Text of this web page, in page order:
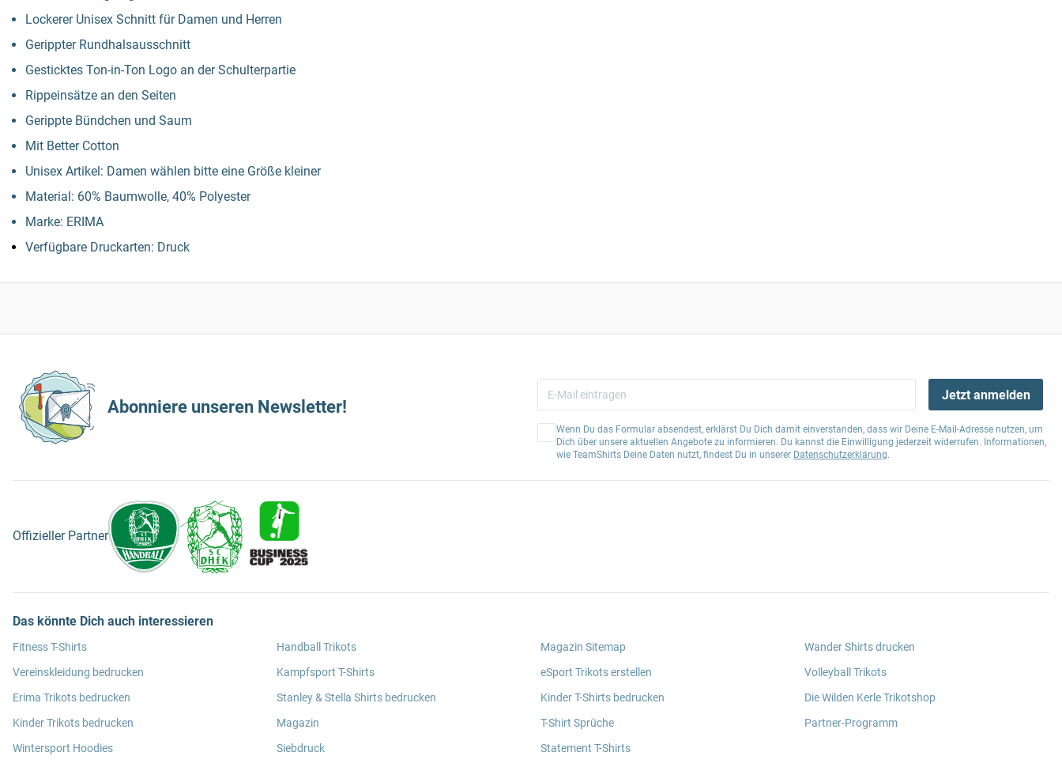
Lockerer Unisex Schnitt für Damen und Herren
Gerippter Rundhalsausschnitt
Gesticktes Ton-in-Ton Logo an der Schulterpartie
Rippeinsätze an den Seiten
Gerippte Bündchen und Saum
Mit Better Cotton
Unisex Artikel: Damen wählen bitte eine Größe kleiner
Material: 60% Baumwolle, 40% Polyester
Marke: ERIMA
Verfügbare Druckarten: Druck
Abonniere unseren Newsletter!
Jetzt anmelden
Wenn Du das Formular absendest, erklärst Du Dich damit einverstanden, dass wir Deine E-Mail-Adresse nutzen, um
Dich über unsere aktuellen Angebote zu informieren. Du kannst die Einwilligung jederzeit widerrufen. Informationen,
wie TeamShirts Deine Daten nutzt, findest Du in unserer Datenschutzerklärung.
Offizieller Partner
Das könnte Dich auch interessieren
Fitness T-Shirts
Vereinskleidung bedrucken
Erima Trikots bedrucken
Kinder Trikots bedrucken
Wintersport Hoodies
Handball Trikots
Kampfsport T-Shirts
Stanley & Stella Shirts bedrucken
Magazin
Siebdruck
Magazin Sitemap
eSport Trikots erstellen
Kinder T-Shirts bedrucken
T-Shirt Sprüche
Statement T-Shirts
Wander Shirts drucken
Volleyball Trikots
Die Wilden Kerle Trikotshop
Partner-Programm